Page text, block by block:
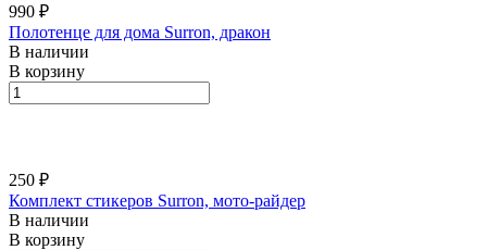
990 ₽
Полотенце для дома Surron, дракон
В наличии
В корзину
250 ₽
Комплект стикеров Surron, мото-райдер
В наличии
В корзину